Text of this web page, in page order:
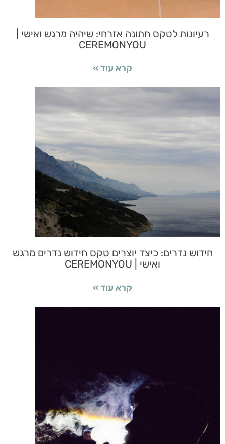
רעיונות לטקס חתונה אזרחי: שיהיה מרגש ואישי |
CEREMONYOU
קרא עוד »
חידוש נדרים: כיצד יוצרים טקס חידוש נדרים מרגש
ואישי | CEREMONYOU
קרא עוד »